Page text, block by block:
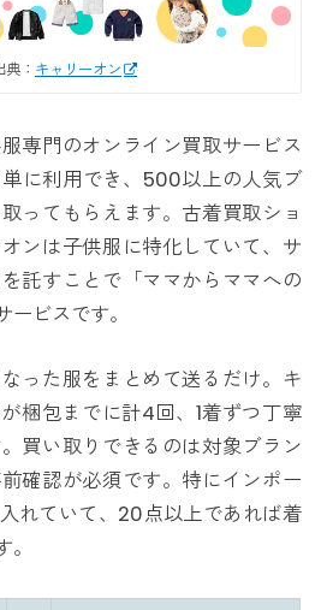
： キャリーオン
専門のオンライン買取サービス
に利用でき、500以上の人気ブ
ってもらえます。古着買取ショ
ンは子供服に特化していて、サ
託すことで「ママからママへの
ビスです。
った服をまとめて送るだけ。キ
梱包までに計4回、1着ずつ丁寧
買い取りできるのは対象ブラン
確認が必須です。特にインポー
れていて、20点以上であれば着